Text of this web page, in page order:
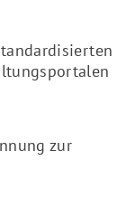
zur